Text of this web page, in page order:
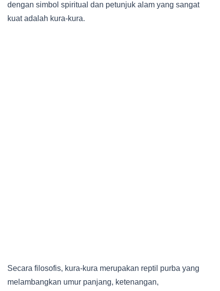
dengan simbol spiritual dan petunjuk alam yang sangat
kuat adalah kura-kura.
Secara filosofis, kura-kura merupakan reptil purba yang
melambangkan umur panjang, ketenangan,